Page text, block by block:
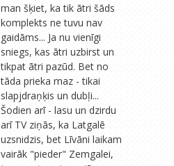
man šķiet, ka tik ātri šāds
komplekts ne tuvu nav
gaidāms... Ja nu vienīgi
sniegs, kas ātri uzbirst un
tikpat ātri pazūd. Bet no
tāda prieka maz - tikai
slapjdraņķis un dubļi...
Šodien arī - lasu un dzirdu
arī TV ziņās, ka Latgalē
uzsnidzis, bet Līvāni laikam
vairāk "pieder" Zemgalei,